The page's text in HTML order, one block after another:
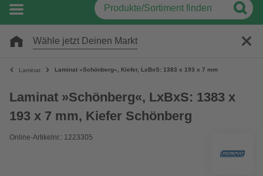
Wähle jetzt Deinen Markt
Laminat Laminat »Schönberg«, Kiefer, LxBxS: 1383 x 193 x 7 mm
Laminat »Schönberg«, LxBxS: 1383 x
193 x 7 mm, Kiefer Schönberg
Online-Artikelnr.: 1223305